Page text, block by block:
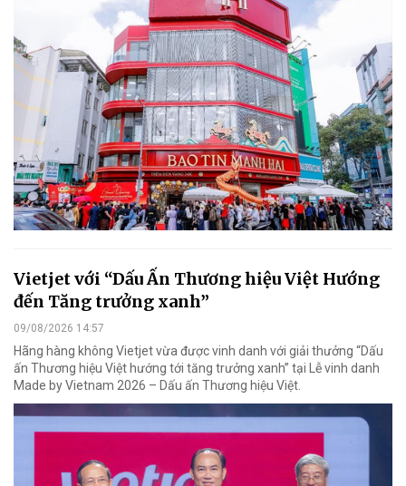
Vietjet với “Dấu Ấn Thương hiệu Việt Hướng
đến Tăng trưởng xanh”
09/08/2026 14:57
Hãng hàng không Vietjet vừa được vinh danh với giải thưởng “Dấu
ấn Thương hiệu Việt hướng tới tăng trưởng xanh” tại Lễ vinh danh
Made by Vietnam 2026 – Dấu ấn Thương hiệu Việt.